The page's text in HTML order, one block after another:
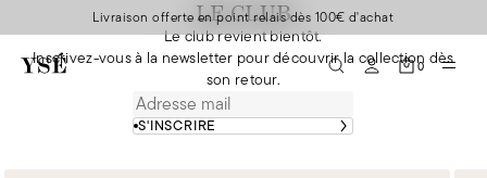
Livraison offerte en point relais dès 100€ d'achat
0
LE CLUB
Le club revient bientôt.
Inscrivez-vous à la newsletter pour découvrir la collection dès
son retour.
S'INSCRIRE